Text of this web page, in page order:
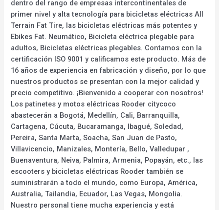
dentro del rango de empresas intercontinentales de
primer nivel y alta tecnología para bicicletas eléctricas All
Terrain Fat Tire, las bicicletas eléctricas más potentes y
Ebikes Fat. Neumático, Bicicleta eléctrica plegable para
adultos, Bicicletas eléctricas plegables. Contamos con la
certificación ISO 9001 y calificamos este producto. Más de
16 años de experiencia en fabricación y diseño, por lo que
nuestros productos se presentan con la mejor calidad y
precio competitivo. ¡Bienvenido a cooperar con nosotros!
Los patinetes y motos eléctricas Rooder citycoco
abastecerán a Bogotá, Medellín, Cali, Barranquilla,
Cartagena, Cúcuta, Bucaramanga, Ibagué, Soledad,
Pereira, Santa Marta, Soacha, San Juan de Pasto,
Villavicencio, Manizales, Montería, Bello, Valledupar ,
Buenaventura, Neiva, Palmira, Armenia, Popayán, etc., las
escooters y bicicletas eléctricas Rooder también se
suministrarán a todo el mundo, como Europa, América,
Australia, Tailandia, Ecuador, Las Vegas, Mongolia.
Nuestro personal tiene mucha experiencia y está